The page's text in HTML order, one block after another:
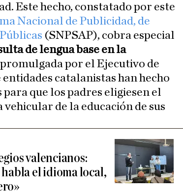
Este hecho, constatado por este
Nacional de Publicidad, de
(SNPSAP), cobra especial
de lengua base en la
por el Ejecutivo de
catalanistas han hecho
que los padres eligiesen el
de la educación de sus
valencianos:
el idioma local,